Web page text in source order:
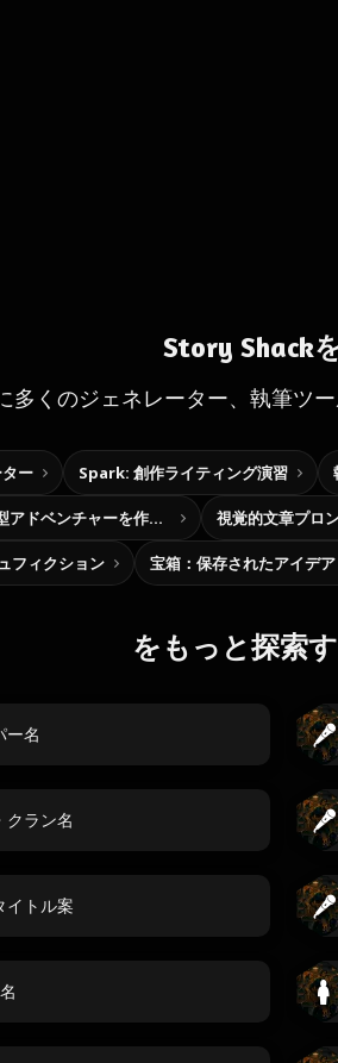
Story Shack
多くのジェネレーター、執筆ツ
ー Spark: 創作ライティング演習
自分だけの選択型アドベンチャーを作ろう 視覚的文章プロ
フィクション 宝箱：保存されたアイデア
をもっと探索
ー名
クラン名
イトル案